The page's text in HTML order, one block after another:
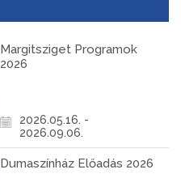
Margitsziget Programok
2026
2026.05.16. -
2026.09.06.
Dumaszínház Előadás 2026